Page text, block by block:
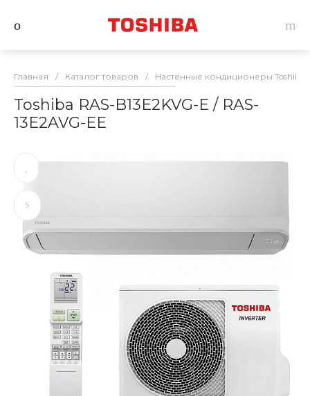
Главная / Каталог товаров / Настенные кондиционеры Toshiba
Toshiba RAS-B13E2KVG-E / RAS-
13E2AVG-EE